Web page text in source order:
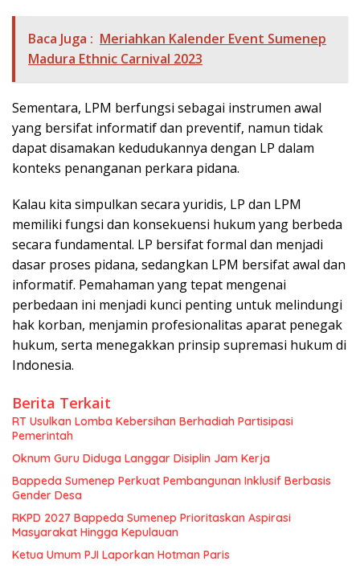
Baca Juga : Meriahkan Kalender Event Sumenep
Madura Ethnic Carnival 2023
Sementara, LPM berfungsi sebagai instrumen awal
yang bersifat informatif dan preventif, namun tidak
dapat disamakan kedudukannya dengan LP dalam
konteks penanganan perkara pidana.
Kalau kita simpulkan secara yuridis, LP dan LPM
memiliki fungsi dan konsekuensi hukum yang berbeda
secara fundamental. LP bersifat formal dan menjadi
dasar proses pidana, sedangkan LPM bersifat awal dan
informatif. Pemahaman yang tepat mengenai
perbedaan ini menjadi kunci penting untuk melindungi
hak korban, menjamin profesionalitas aparat penegak
hukum, serta menegakkan prinsip supremasi hukum di
Indonesia.
Berita Terkait
RT Usulkan Lomba Kebersihan Berhadiah Partisipasi
Pemerintah
Oknum Guru Diduga Langgar Disiplin Jam Kerja
Bappeda Sumenep Perkuat Pembangunan Inklusif Berbasis
Gender Desa
RKPD 2027 Bappeda Sumenep Prioritaskan Aspirasi
Masyarakat Hingga Kepulauan
Ketua Umum PJI Laporkan Hotman Paris